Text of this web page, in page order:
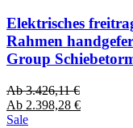
Elektrisches
Rahmen
Group
Ab3.426,11€
Ab 2.398,28 €
Sale